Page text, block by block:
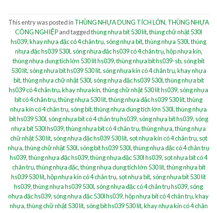
This entry was posted in THÙNG NHỰA DUNG TÍCH LỚN, THÙNG NHỰA
CÔNG NGHIỆPand taggedthùng nhựa bít 530 lít,thùng chữ nhật 530l
hs039,khay nhựa đặc có 4 chân trụ, sóng nhựa bít,thùng nhựa 530l,thùng
nhựa đặc hs039 530l, sóng nhựa đặc hs039 có 4 chân trụ,hộp nhựa kín,
thùng nhựa dung tích lớn 530 lít hs039,thùng nhựa bít hs039-sb, sóng bít
530 lít, sóng nhựa bít hs039 530 lít, sóng nhựa kín có 4 chân trụ,khay nhựa
bít,thùng nhựa chữ nhật 530l, sóng nhựa đặc hs039 530l,thùng nhựa bít
hs039 có 4 chân trụ,khay nhựa kín,thùng chữ nhật 530 lít hs039, sóng nhựa
bít có 4 chân trụ,thùng nhựa 530 lít,thùng nhựa đặc hs039 530 lít,thùng
nhựa kín có 4 chân trụ, sóng bít,thùng nhựa dung tích lớn 530l,thùng nhựa
bít hs039 530l, sóng nhựa bít có 4 chân trụ hs039, sóng nhựa bít hs039, sóng
nhựa bít 530l hs039,thùng nhựa bít có 4 chân trụ,thùng nhựa,thùng nhựa
chữ nhật 530 lít, sóng nhựa đặc hs039 530 lít, sọt nhựa kín có 4 chân trụ, sọt
nhựa,thùng chữ nhật 530l, sóng bít hs039 530l,thùng nhựa đặc có 4 chân trụ
hs039,thùng nhựa đặc hs039,thùng nhựa đặc 530l hs039, sọt nhựa bít có 4
chân trụ,thùng nhựa đặc,thùng nhựa dung tích lớn 530 lít,thùng nhựa bít
hs039 530 lít,hộp nhựa kín có 4 chân trụ, sọt nhựa bít, sóng nhựa bít 530 lít
hs039,thùng nhựa hs039 530l, sóng nhựa đặc có 4 chân trụ hs039, sóng
nhựa đặc hs039, sóng nhựa đặc 530l hs039,hộp nhựa bít có 4 chân trụ,khay
nhựa,thùng chữ nhật 530 lít, sóng bít hs039 530 lít,khay nhựa kín có 4 chân